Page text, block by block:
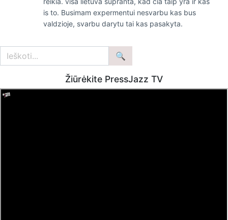
is to. Busimam expermentui nesvarbu kas bus
valdzioje, svarbu darytu tai kas pasakyta.
Žiūrėkite PressJazz TV